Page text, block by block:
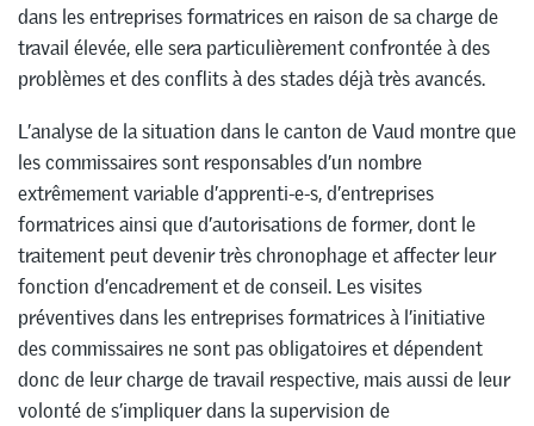
dans les entreprises formatrices en raison de sa charge de
travail élevée, elle sera particulièrement confrontée à des
problèmes et des conflits à des stades déjà très avancés.
L’analyse de la situation dans le canton de Vaud montre que
les commissaires sont responsables d’un nombre
extrêmement variable d’apprenti-e-s, d’entreprises
formatrices ainsi que d’autorisations de former, dont le
traitement peut devenir très chronophage et affecter leur
fonction d’encadrement et de conseil. Les visites
préventives dans les entreprises formatrices à l’initiative
des commissaires ne sont pas obligatoires et dépendent
donc de leur charge de travail respective, mais aussi de leur
volonté de s’impliquer dans la supervision de